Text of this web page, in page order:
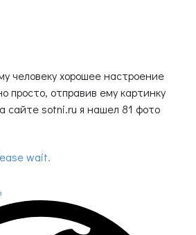
человеку хорошее настроение
просто, отправив ему картинку
сайте sotni.ru я нашел 81 фото
wait.